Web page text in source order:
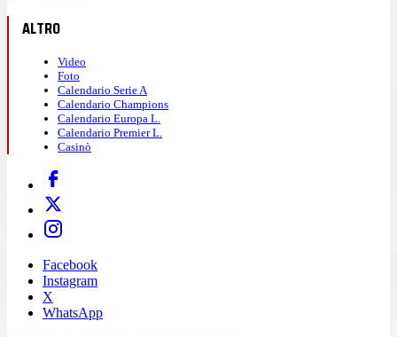
ALTRO
Video
Foto
Calendario Serie A
Calendario Champions
Calendario Europa L.
Calendario Premier L.
Casinò
Facebook
Instagram
X
WhatsApp